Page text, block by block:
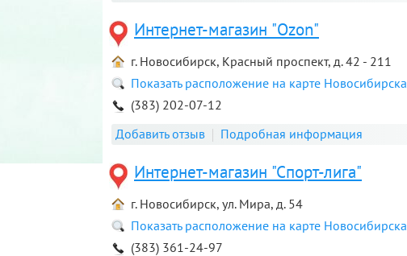
Интернет-магазин "Ozon"
г. Новосибирск, Красный проспект, д. 42 - 211
Показать расположение на карте Новосибирска
(383) 202-07-12
Добавить отзыв
Подробная информация
Интернет-магазин "Спорт-лига"
г. Новосибирск, ул. Мира, д. 54
Показать расположение на карте Новосибирска
(383) 361-24-97